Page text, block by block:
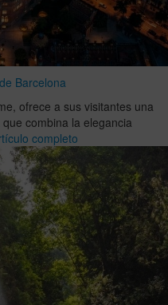
Barcelona
ofrece a sus visitantes una
combina la elegancia
completo